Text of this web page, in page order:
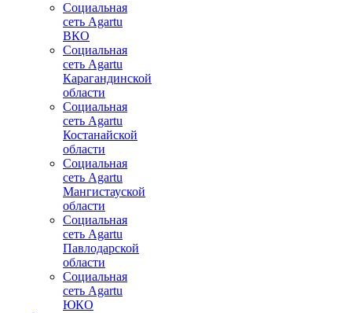
Социальная
сеть Agartu
ВКО
Социальная
сеть Agartu
Карагандинской
области
Социальная
сеть Agartu
Костанайской
области
Социальная
сеть Agartu
Мангистауской
области
Социальная
сеть Agartu
Павлодарской
области
Социальная
сеть Agartu
ЮКО